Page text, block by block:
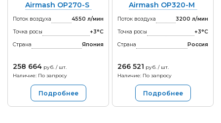
Airmash OP270-S
Поток воздуха
4550 л/мин
Точка росы
+3°С
Страна
Япония
258 664 руб. / шт.
Наличие: По запросу
Подробнее
Airmash OP320-M
Поток воздуха
3200 л/мин
Точка росы
+3°С
Страна
Россия
266 521 руб. / шт.
Наличие: По запросу
Подробнее